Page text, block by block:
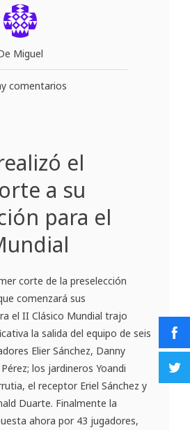
Miguel
comentarios
el
a su
para el
corte de la preselección
comenzará sus
el II Clásico Mundial trajo
la salida del equipo de seis
Elier Sánchez, Danny
los jardineros Yoandi
el receptor Eriel Sánchez y
Duarte. Finalmente la
ahora por 43 jugadores,